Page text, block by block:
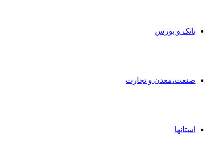
بانک و بورس
صنعت،معدن و تجارت
استانها